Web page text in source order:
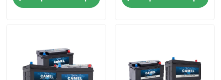
О нас
Проверка качества